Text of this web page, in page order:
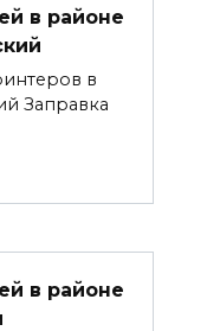
в районе
в
Заправка
в районе